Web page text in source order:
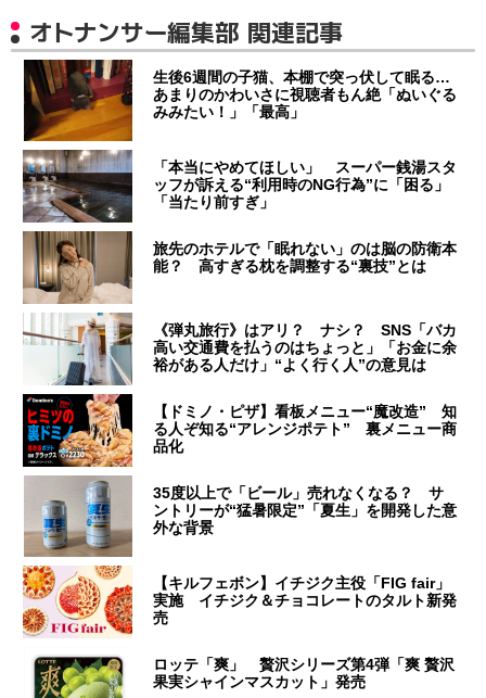
オトナンサー編集部 関連記事
生後6週間の子猫、本棚で突っ伏して眠る…
あまりのかわいさに視聴者もん絶「ぬいぐる
みみたい！」「最高」
「本当にやめてほしい」 スーパー銭湯スタ
ッフが訴える“利用時のNG行為”に「困る」
「当たり前すぎ」
旅先のホテルで「眠れない」のは脳の防衛本
能？ 高すぎる枕を調整する“裏技”とは
《弾丸旅行》はアリ？ ナシ？ SNS「バカ
高い交通費を払うのはちょっと」「お金に余
裕がある人だけ」“よく行く人”の意見は
【ドミノ・ピザ】看板メニュー“魔改造” 知
る人ぞ知る“アレンジポテト” 裏メニュー商
品化
35度以上で「ビール」売れなくなる？ サ
ントリーが“猛暑限定”「夏生」を開発した意
外な背景
【キルフェボン】イチジク主役「FIG fair」
実施 イチジク＆チョコレートのタルト新発
売
ロッテ「爽」 贅沢シリーズ第4弾「爽 贅沢
果実シャインマスカット」発売